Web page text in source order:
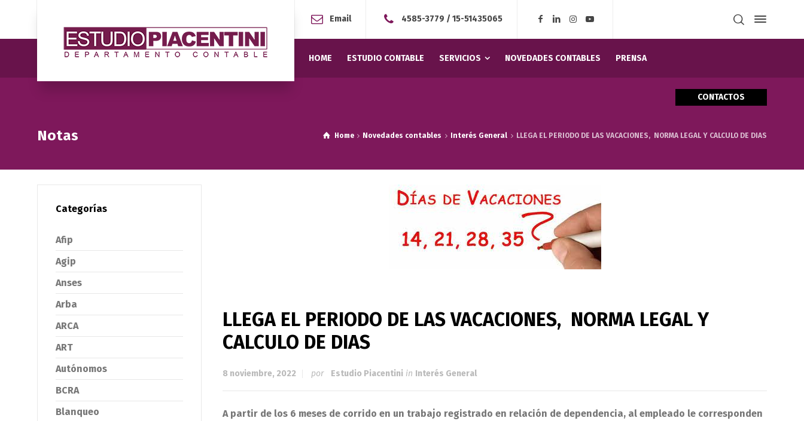
Email 4585-3779 /15-51435065
HOME ESTUDIO CONTABLE SERVICIOS NOVEDADES CONTABLES PRENSA
CONTACTOS
Notas Home Novedades contables Interés General LLEGA EL PERIODO DE LAS VACACIONES, NORMA LEGAL Y CALCULO DE DIAS
LLEGA EL PERIODO DE LAS VACACIONES, NORMA LEGAL Y
CALCULO DE DIAS
8 noviembre, 2022 por Estudio Piacentini in Interés General
A partir de los 6 meses de corrido en un trabajo registrado en relación de dependencia, al empleado le corresponden
Categorías
Afip
Agip
Anses
Arba
ARCA
ART
Autónomos
BCRA
Blanqueo